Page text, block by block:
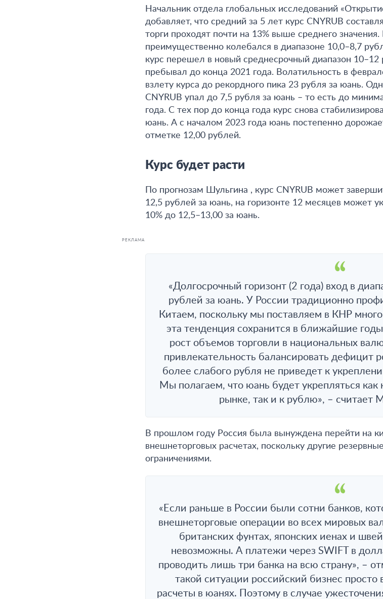
Начальник отдела глобальных исследований
добавляет, что средний за 5 лет курс CNYRUB
торги проходят почти на 13% выше среднего
преимущественно колебался в диапазоне 10,0–8,7
курс перешел в новый среднесрочный диапазон 10–12
пребывал до конца 2021 года. Волатильность в
взлету курса до рекордного пика 23 рубля за юань.
CNYRUB упал до 7,5 рубля за юань – то есть до
года. С тех пор до конца года курс снова
юань. А с началом 2023 года юань постепенно
отметке 12,00 рублей.
Курс будет расти
По прогнозам Шульгина , курс CNYRUB может
12,5 рублей за юань, на горизонте 12 месяцев может
10% до 12,5–13,00 за юань.
РЕКЛАМА
«Долгосрочный горизонт (2 года) вход в
рублей за юань. У России традиционно
Китаем, поскольку мы поставляем в КНР
эта тенденция сохранится в ближайшие
рост объемов торговли в национальных
привлекательность балансировать дефицит
более слабого рубля не приведет к
Мы полагаем, что юань будет укрепляться
рынке, так и к рублю», – считает
В прошлом году Россия была вынуждена перейти на
внешнеторговых расчетах, поскольку другие
ограничениями.
«Если раньше в России были сотни банков,
внешнеторговые операции во всех мировых
британских фунтах, японских иенах и
невозможны. А платежи через SWIFT в
проводить лишь три банка на всю страну», –
такой ситуации российский бизнес
расчеты в юанях. Поэтому в случае